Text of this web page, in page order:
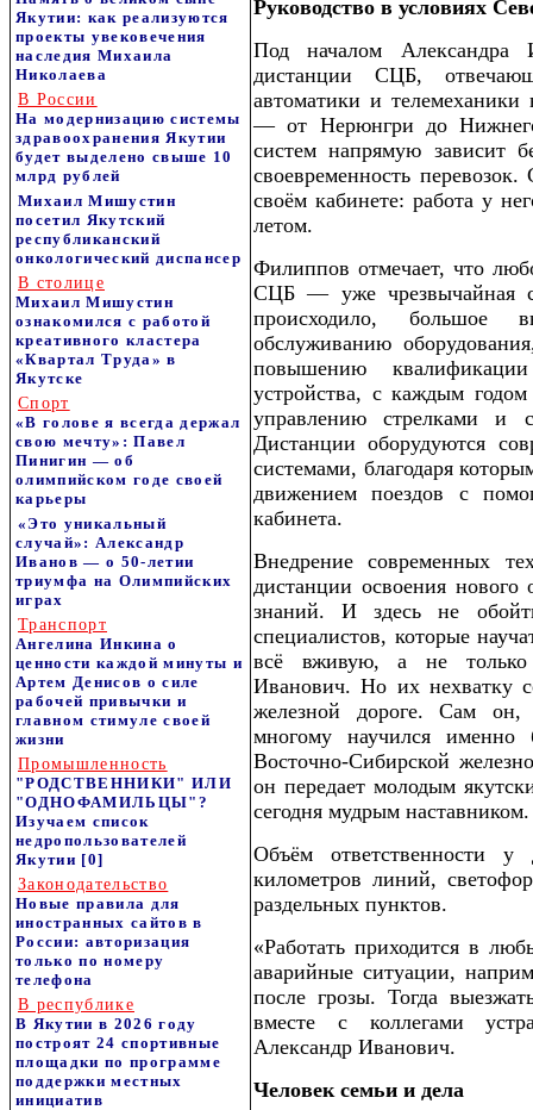
Якутии: как реализуются
проекты увековечения
наследия Михаила
Николаева
В России
На модернизацию системы
здравоохранения Якутии
будет выделено свыше 10
млрд рублей
Михаил Мишустин
посетил Якутский
республиканский
онкологический диспансер
В столице
Михаил Мишустин
ознакомился с работой
креативного кластера
«Квартал Труда» в
Якутске
Спорт
«В голове я всегда держал
свою мечту»: Павел
Пинигин — об
олимпийском годе своей
карьеры
«Это уникальный
случай»: Александр
Иванов — о 50-летии
триумфа на Олимпийских
играх
Транспорт
Ангелина Инкина о
ценности каждой минуты и
Артем Денисов о силе
рабочей привычки и
главном стимуле своей
жизни
Промышленность
"РОДСТВЕННИКИ" ИЛИ
"ОДНОФАМИЛЬЦЫ"?
Изучаем список
недропользователей
Якутии [0]
Законодательство
Новые правила для
иностранных сайтов в
России: авторизация
только по номеру
телефона
В республике
В Якутии в 2026 году
построят 24 спортивные
площадки по программе
поддержки местных
инициатив
Руководство в условиях
Под началом Александра
дистанции СЦБ,
автоматики и телемеханики
— от Нерюнгри до
систем напрямую зависит
своевременность
своём кабинете: работа у
летом.
Филиппов отмечает, что
СЦБ — уже чрезвычайная
происходило, большое
обслуживанию
повышению
устройства, с каждым
управлению стрелками и
Дистанции оборудуются
системами, благодаря
движением поездов с
кабинета.
Внедрение современных
дистанции освоения
знаний. И здесь не
специалистов, которые
всё вживую, а не только
Иванович. Но их нехватку
железной дороге. Сам он,
многому научился именно
Восточно-Сибирской
он передает молодым
сегодня мудрым наставником.
Объём ответственности
километров линий,
раздельных пунктов.
«Работать приходится в
аварийные ситуации,
после грозы. Тогда
вместе с коллегами
Александр Иванович.
Человек семьи и дела